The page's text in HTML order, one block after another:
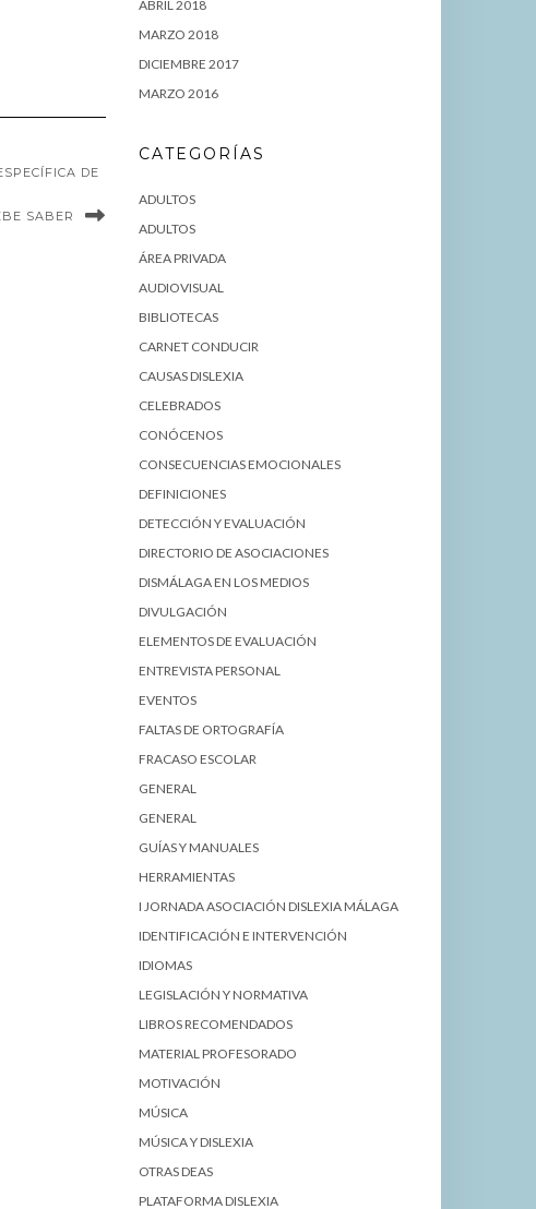
DE
SABER
ABRIL 2018
MARZO 2018
DICIEMBRE 2017
MARZO 2016
CATEGORÍAS
ADULTOS
ADULTOS
ÁREA PRIVADA
AUDIOVISUAL
BIBLIOTECAS
CARNET CONDUCIR
CAUSAS DISLEXIA
CELEBRADOS
CONÓCENOS
CONSECUENCIAS EMOCIONALES
DEFINICIONES
DETECCIÓN Y EVALUACIÓN
DIRECTORIO DE ASOCIACIONES
DISMÁLAGA EN LOS MEDIOS
DIVULGACIÓN
ELEMENTOS DE EVALUACIÓN
ENTREVISTA PERSONAL
EVENTOS
FALTAS DE ORTOGRAFÍA
FRACASO ESCOLAR
GENERAL
GENERAL
GUÍAS Y MANUALES
HERRAMIENTAS
I JORNADA ASOCIACIÓN DISLEXIA MÁLAGA
IDENTIFICACIÓN E INTERVENCIÓN
IDIOMAS
LEGISLACIÓN Y NORMATIVA
LIBROS RECOMENDADOS
MATERIAL PROFESORADO
MOTIVACIÓN
MÚSICA
MÚSICA Y DISLEXIA
OTRAS DEAS
PLATAFORMA DISLEXIA